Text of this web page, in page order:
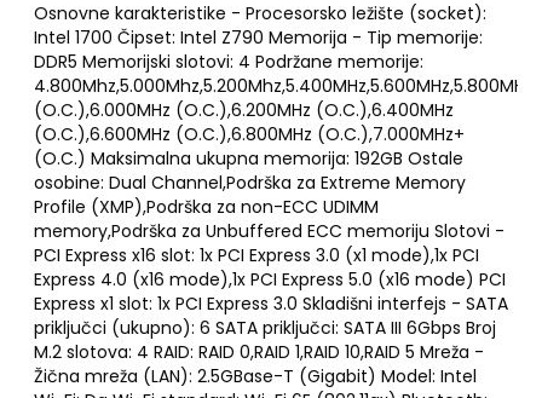
Osnovne karakteristike - Procesorsko ležište (socket):
Intel 1700 Čipset: Intel Z790 Memorija - Tip memorije:
DDR5 Memorijski slotovi: 4 Podržane memorije:
4.800Mhz,5.000Mhz,5.200Mhz,5.400MHz,5.600MHz,5.800MHz
(O.C.),6.000MHz (O.C.),6.200MHz (O.C.),6.400MHz
(O.C.),6.600MHz (O.C.),6.800MHz (O.C.),7.000MHz+
(O.C.) Maksimalna ukupna memorija: 192GB Ostale
osobine: Dual Channel,Podrška za Extreme Memory
Profile (XMP),Podrška za non-ECC UDIMM
memory,Podrška za Unbuffered ECC memoriju Slotovi -
PCI Express x16 slot: 1x PCI Express 3.0 (x1 mode),1x PCI
Express 4.0 (x16 mode),1x PCI Express 5.0 (x16 mode) PCI
Express x1 slot: 1x PCI Express 3.0 Skladišni interfejs - SATA
priključci (ukupno): 6 SATA priključci: SATA III 6Gbps Broj
M.2 slotova: 4 RAID: RAID 0,RAID 1,RAID 10,RAID 5 Mreža -
Žična mreža (LAN): 2.5GBase-T (Gigabit) Model: Intel